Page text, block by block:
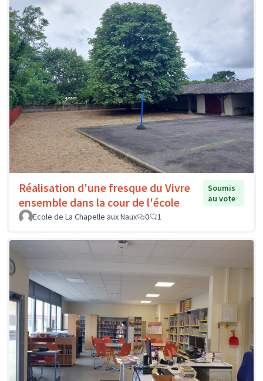
Réalisation d'une fresque du Vivre
ensemble dans la cour de l'école
Soumis
au vote
Ecole de La Chapelle aux Naux
0 1